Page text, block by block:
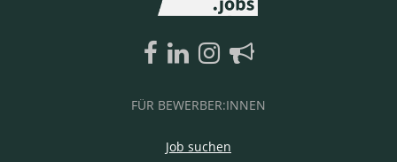
FÜR BEWERBER:INNEN
Job suchen